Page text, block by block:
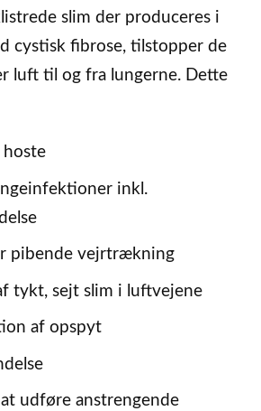
slim der produceres i
cystisk fibrose, tilstopper de
luft til og fra lungerne. Dette
hoste
inkl.
pibende vejrtrækning
tykt, sejt slim i luftvejene
af opspyt
udføre anstrengende